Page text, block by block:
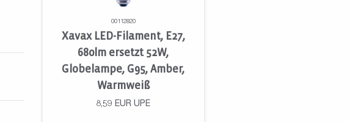
00112820
Xavax LED-Filament, E27,
680lm ersetzt 52W,
Globelampe, G95, Amber,
Warmweiß
8,59 EUR UPE